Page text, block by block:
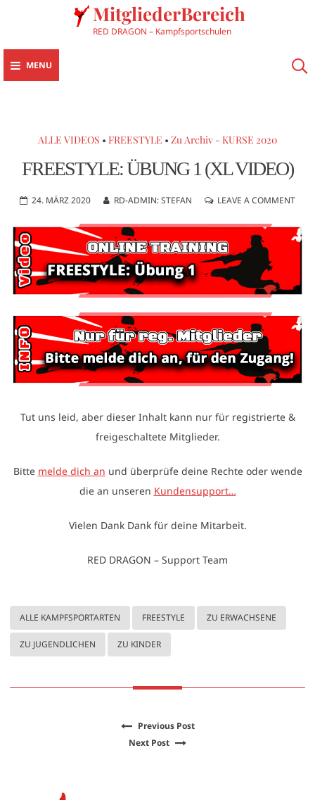
MitgliederBereich
RED DRAGON – Kampfsportschulen
MENU
ALLE VIDEOS • FREESTYLE • Zu Archiv - KURSE 2020
FREESTYLE: ÜBUNG 1 (XL VIDEO)
24. MÄRZ 2020 RD-ADMIN: STEFAN LEAVE A COMMENT
Tut uns leid, aber dieser Inhalt kann nur für registrierte &
freigeschaltete Mitglieder.
Bitte melde dich an und überprüfe deine Rechte oder wende
die an unseren Kundensupport…
Vielen Dank Dank für deine Mitarbeit.
RED DRAGON – Support Team
ALLE KAMPFSPORTARTEN FREESTYLE ZU ERWACHSENE
ZU JUGENDLICHEN ZU KINDER
Previous Post
Next Post